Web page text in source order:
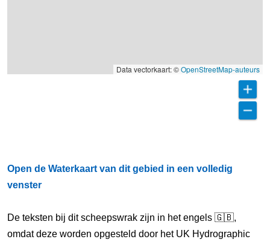
Data vectorkaart: ©OpenStreetMap-auteurs
Open de Waterkaart van dit gebied in een volledig
venster
De teksten bij dit scheepswrak zijn in het engels 🇬🇧,
omdat deze worden opgesteld door het UK Hydrographic